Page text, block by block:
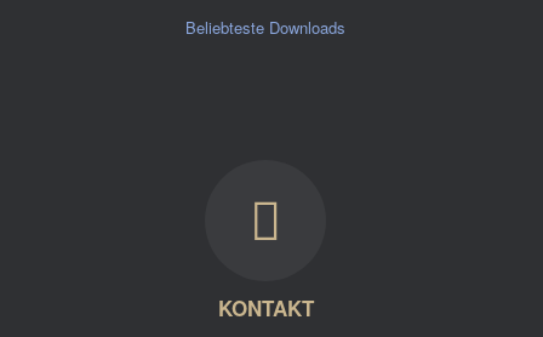
Beliebteste Downloads
KONTAKT